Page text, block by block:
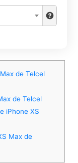
de Telcel
de Telcel
iPhone XS
Max de